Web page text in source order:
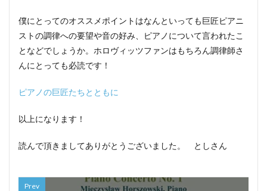
僕にとってのオススメポイントはなんといっても巨匠ピアニ
ストの調律への要望や音の好み、ピアノについて言われたこ
となどでしょうか。ホロヴィッツファンはもちろん調律師さ
んにとっても必読です！
ピアノの巨匠たちとともに
以上になります！
読んで頂きましてありがとうございました。 としさん
Prev